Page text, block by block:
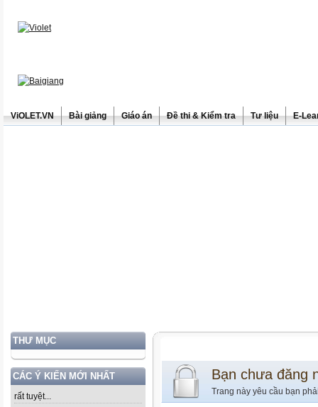
ViOLET.VN Bài giảng Giáo án Đề thi & Kiểm tra Tư liệu E-
THƯ MỤC
CÁC Ý KIẾN MỚI NHẤT
rất tuyệt...
Bạn chưa đăng
Trang này yêu cầu bạn